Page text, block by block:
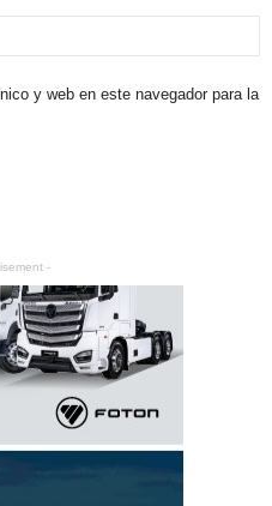
y web en este navegador para la
-